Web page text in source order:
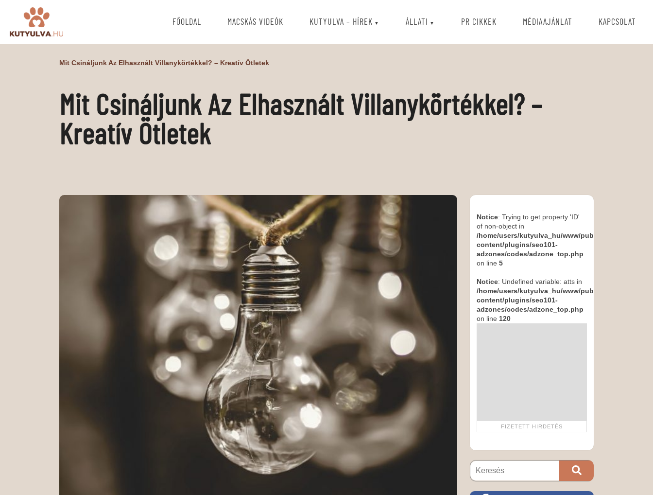
FŐOLDAL MACSKÁS VIDEÓK KUTYULVA – HÍREK ÁLLATI PR CIKKEK MÉDIAAJÁNLAT KAPCSOLAT
Mit Csináljunk Az Elhasznált Villanykörtékkel? – Kreatív Ötletek
Mit Csináljunk Az Elhasznált Villanykörtékkel? –
Kreatív Ötletek
Notice: Trying to get property 'ID'
of non-object in
/home/users/kutyulva_hu/www/public_html/wp-
content/plugins/seo101-
adzones/codes/adzone_top.php
on line 5
Notice: Undefined variable: atts in
/home/users/kutyulva_hu/www/public_html/wp-
content/plugins/seo101-
adzones/codes/adzone_top.php
on line 120